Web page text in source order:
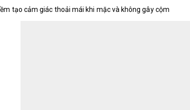
tạo cảm giác thoải mái khi mặc và không gây cộm